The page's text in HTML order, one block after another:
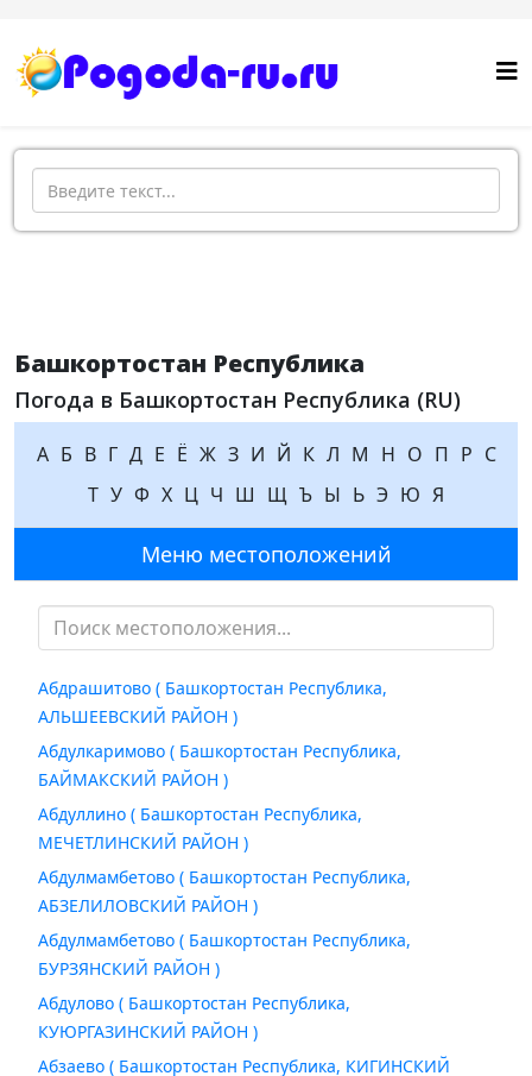
Поиск
Башкортостан Республика
Погода в Башкортостан Республика (RU)
А Б В Г Д Е Ё Ж З И Й К Л М Н О П Р С
Т У Ф Х Ц Ч Ш Щ Ъ Ы Ь Э Ю Я
Меню местоположений
Абдрашитово ( Башкортостан Республика,
АЛЬШЕЕВСКИЙ РАЙОН )
Абдулкаримово ( Башкортостан Республика,
БАЙМАКСКИЙ РАЙОН )
Абдуллино ( Башкортостан Республика,
МЕЧЕТЛИНСКИЙ РАЙОН )
Абдулмамбетово ( Башкортостан Республика,
АБЗЕЛИЛОВСКИЙ РАЙОН )
Абдулмамбетово ( Башкортостан Республика,
БУРЗЯНСКИЙ РАЙОН )
Абдулово ( Башкортостан Республика,
КУЮРГАЗИНСКИЙ РАЙОН )
Абзаево ( Башкортостан Республика, КИГИНСКИЙ